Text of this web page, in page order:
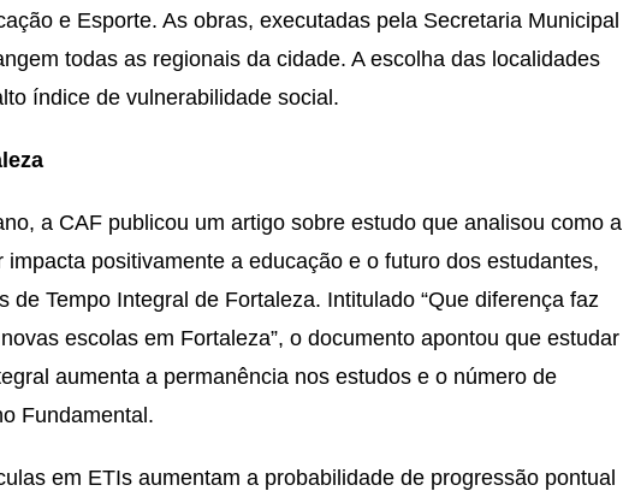
e Esporte. As obras, executadas pela Secretaria Municipal
todas as regionais da cidade. A escolha das localidades
índice de vulnerabilidade social.
a CAF publicou um artigo sobre estudo que analisou como a
positivamente a educação e o futuro dos estudantes,
de Tempo Integral de Fortaleza. Intitulado “Que diferença faz
escolas em Fortaleza”, o documento apontou que estudar
aumenta a permanência nos estudos e o número de
Fundamental.
em ETIs aumentam a probabilidade de progressão pontual